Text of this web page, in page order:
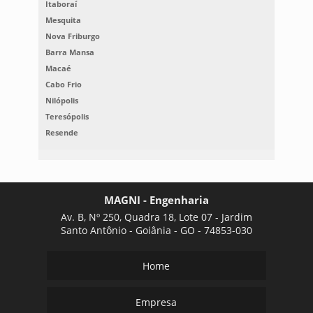
Itaboraí
Mesquita
Nova Friburgo
Barra Mansa
Macaé
Cabo Frio
Nilópolis
Teresópolis
Resende
MAGNI - Engenharia
Av. B, Nº 250, Quadra 18, Lote 07 - Jardim
Santo Antônio - Goiânia - GO - 74853-030
Home
Empresa